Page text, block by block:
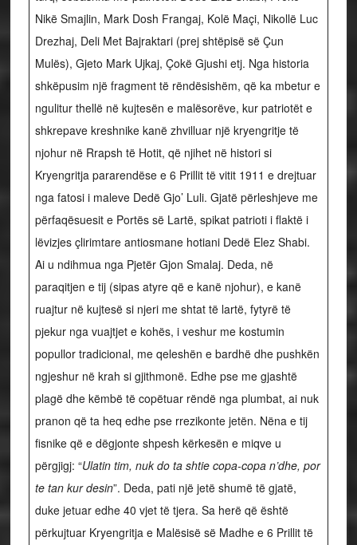
Nikë Smajlin, Mark Dosh Frangaj, Kolë Maçi, Nikollë Luc
Drezhaj, Deli Met Bajraktari (prej shtëpisë së Çun
Mulës), Gjeto Mark Ujkaj, Çokë Gjushi etj. Nga historia
shkëpusim një fragment të rëndësishëm, që ka mbetur e
ngulitur thellë në kujtesën e malësorëve, kur patriotët e
shkrepave kreshnike kanë zhvilluar një kryengritje të
njohur në Rrapsh të Hotit, që njihet në histori si
Kryengritja pararendëse e 6 Prillit të vitit 1911 e drejtuar
nga fatosi i maleve Dedë Gjo’ Luli. Gjatë përleshjeve me
përfaqësuesit e Portës së Lartë, spikat patrioti i flaktë i
lëvizjes çlirimtare antiosmane hotiani Dedë Elez Shabi.
Ai u ndihmua nga Pjetër Gjon Smalaj. Deda, në
paraqitjen e tij (sipas atyre që e kanë njohur), e kanë
ruajtur në kujtesë si njeri me shtat të lartë, fytyrë të
pjekur nga vuajtjet e kohës, i veshur me kostumin
popullor tradicional, me qeleshën e bardhë dhe pushkën
ngjeshur në krah si gjithmonë. Edhe pse me gjashtë
plagë dhe këmbë të copëtuar rëndë nga plumbat, ai nuk
pranon që ta heq edhe pse rrezikonte jetën. Nëna e tij
fisnike që e dëgjonte shpesh kërkesën e miqve u
përgjigj: “Ulatin tim, nuk do ta shtie copa-copa n’dhe, por
te tan kur desin”. Deda, pati një jetë shumë të gjatë,
duke jetuar edhe 40 vjet të tjera. Sa herë që është
përkujtuar Kryengritja e Malësisë së Madhe e 6 Prillit të